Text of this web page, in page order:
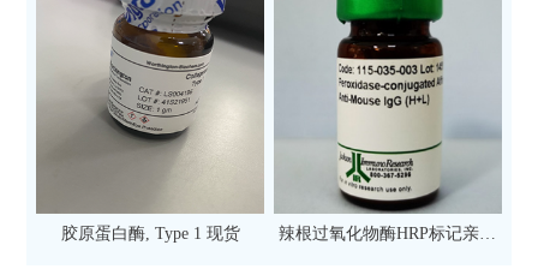
胶原蛋白酶, Type 1 现货
辣根过氧化物酶HRP标记亲和